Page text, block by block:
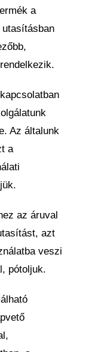
a
Az általunk
a
az áruval
azt
veszi
pótoljuk.